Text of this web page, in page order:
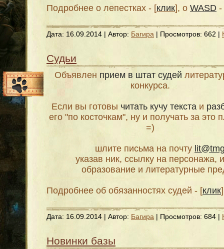
Подробнее о лепестках - [клик], о WASD -
Дата: 16.09.2014 | Автор: Багира | Просмотров: 662 |
Судьи
Объявлен прием в штат судей
конкурса.
Если вы готовы читать кучу текста и
его "по косточкам", ну и получать за это
=)
шлите письма на почту
указав ник, ссылку на персонажа,
образование и литературные
Подробнее об обязанностях судей - [клик]
Дата: 16.09.2014 | Автор: Багира | Просмотров: 684 |
Новинки базы